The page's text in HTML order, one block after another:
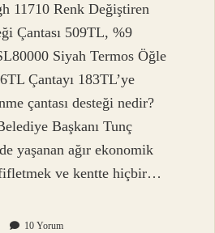
11710 Renk Değiştiren
Çantası 509TL, %9
Siyah Termos Öğle
Çantayı 183TL’ye
çantası desteği nedir?
Başkanı Tunç
yaşanan ağır ekonomik
ve kentte hiçbir…
10 Yorum